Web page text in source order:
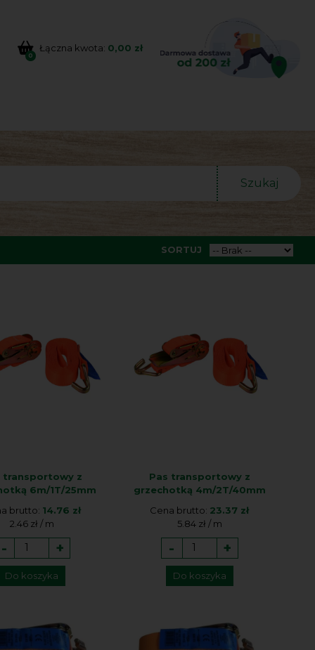
0
Łączna kwota: 0,00 zł
Szukaj
SORTUJ
transportowy z
6m/1T/25mm
brutto: 14.76 zł
2.46 zł / m
- +
Do koszyka
Pas transportowy z
grzechotką 4m/2T/40mm
Cena brutto: 23.37 zł
5.84 zł / m
- +
Do koszyka